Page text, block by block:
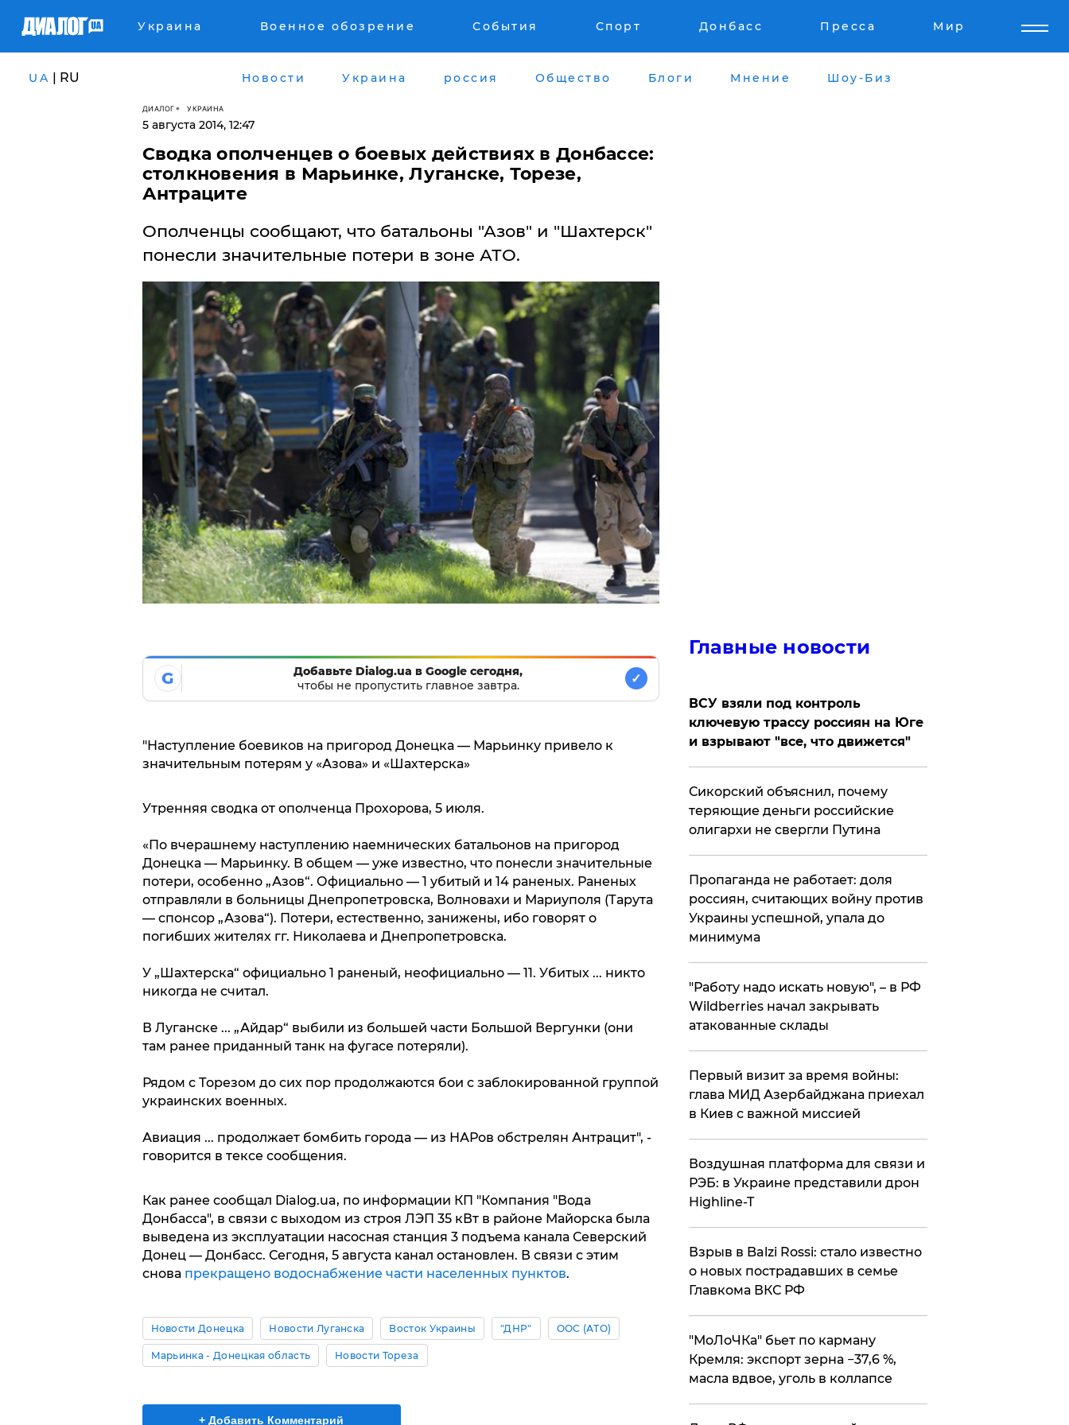
Украина Военное обозрение События Спорт Донбасс Пресса Мир
UA | RU Новости Украина россия Общество Блоги Мнение Шоу-Биз
ДИАЛОГ УКРАИНА
5 августа 2014, 12:47
Сводка ополченцев о боевых действиях в Донбассе:
столкновения в Марьинке, Луганске, Торезе,
Антраците
Ополченцы сообщают, что батальоны "Азов" и "Шахтерск"
понесли значительные потери в зоне АТО.
G
Добавьте Dialog.ua в Google сегодня,
чтобы не пропустить главное завтра.
✓
"Наступление боевиков на пригород Донецка — Марьинку привело к
значительным потерям у «Азова» и «Шахтерска»
Утренняя сводка от ополченца Прохорова, 5 июля.
«По вчерашнему наступлению наемнических батальонов на пригород
Донецка — Марьинку. В общем — уже известно, что понесли значительные
потери, особенно „Азов“. Официально — 1 убитый и 14 раненых. Раненых
отправляли в больницы Днепропетровска, Волновахи и Мариуполя (Тарута
— спонсор „Азова“). Потери, естественно, занижены, ибо говорят о
погибших жителях гг. Николаева и Днепропетровска.
У „Шахтерска“ официально 1 раненый, неофициально — 11. Убитых ... никто
никогда не считал.
В Луганске ... „Айдар“ выбили из большей части Большой Вергунки (они
там ранее приданный танк на фугасе потеряли).
Рядом с Торезом до сих пор продолжаются бои с заблокированной группой
украинских военных.
Авиация ... продолжает бомбить города — из НАРов обстрелян Антрацит", -
говорится в тексе сообщения.
Как ранее сообщал Dialog.ua, по информации КП "Компания "Вода
Донбасса", в связи с выходом из строя ЛЭП 35 кВт в районе Майорска была
выведена из эксплуатации насосная станция 3 подъема канала Северский
Донец — Донбасс. Сегодня, 5 августа канал остановлен. В связи с этим
снова прекращено водоснабжение части населенных пунктов.
Новости Донецка Новости Луганска Восток Украины "ДНР" ООС (АТО)
Марьинка - Донецкая область Новости Тореза
+ Добавить Комментарий
Главные новости
ВСУ взяли под контроль
ключевую трассу россиян на Юге
и взрывают "все, что движется"
Сикорский объяснил, почему
теряющие деньги российские
олигархи не свергли Путина
​Пропаганда не работает: доля
россиян, считающих войну против
Украины успешной, упала до
минимума
"Работу надо искать новую", – в РФ
Wildberries начал закрывать
атакованные склады
Первый визит за время войны:
глава МИД Азербайджана приехал
в Киев с важной миссией
Воздушная платформа для связи и
РЭБ: в Украине представили дрон
Highline-T
Взрыв в Balzi Rossi: стало известно
о новых пострадавших в семье
Главкома ВКС РФ
​"МоЛоЧКа" бьет по карману
Кремля: экспорт зерна −37,6 %,
масла вдвое, уголь в коллапсе